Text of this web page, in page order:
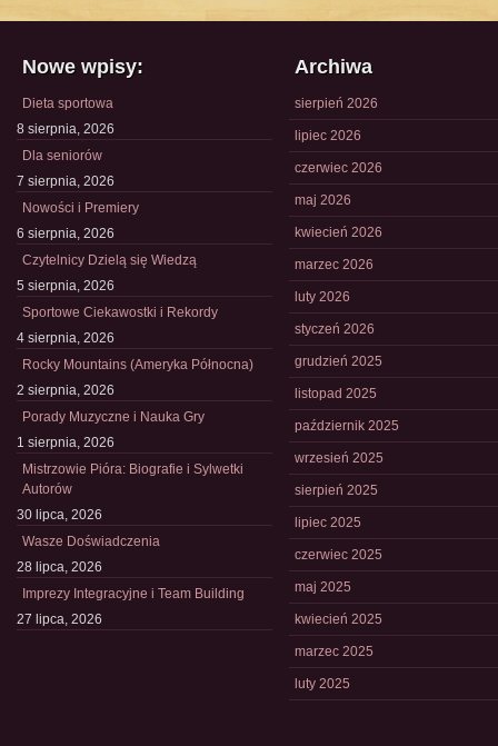
Nowe wpisy:
Dieta sportowa
8 sierpnia, 2026
Dla seniorów
7 sierpnia, 2026
Nowości i Premiery
6 sierpnia, 2026
Czytelnicy Dzielą się Wiedzą
5 sierpnia, 2026
Sportowe Ciekawostki i Rekordy
4 sierpnia, 2026
Rocky Mountains (Ameryka Północna)
2 sierpnia, 2026
Porady Muzyczne i Nauka Gry
1 sierpnia, 2026
Mistrzowie Pióra: Biografie i Sylwetki
Autorów
30 lipca, 2026
Wasze Doświadczenia
28 lipca, 2026
Imprezy Integracyjne i Team Building
27 lipca, 2026
Archiwa
sierpień 2026
lipiec 2026
czerwiec 2026
maj 2026
kwiecień 2026
marzec 2026
luty 2026
styczeń 2026
grudzień 2025
listopad 2025
październik 2025
wrzesień 2025
sierpień 2025
lipiec 2025
czerwiec 2025
maj 2025
kwiecień 2025
marzec 2025
luty 2025